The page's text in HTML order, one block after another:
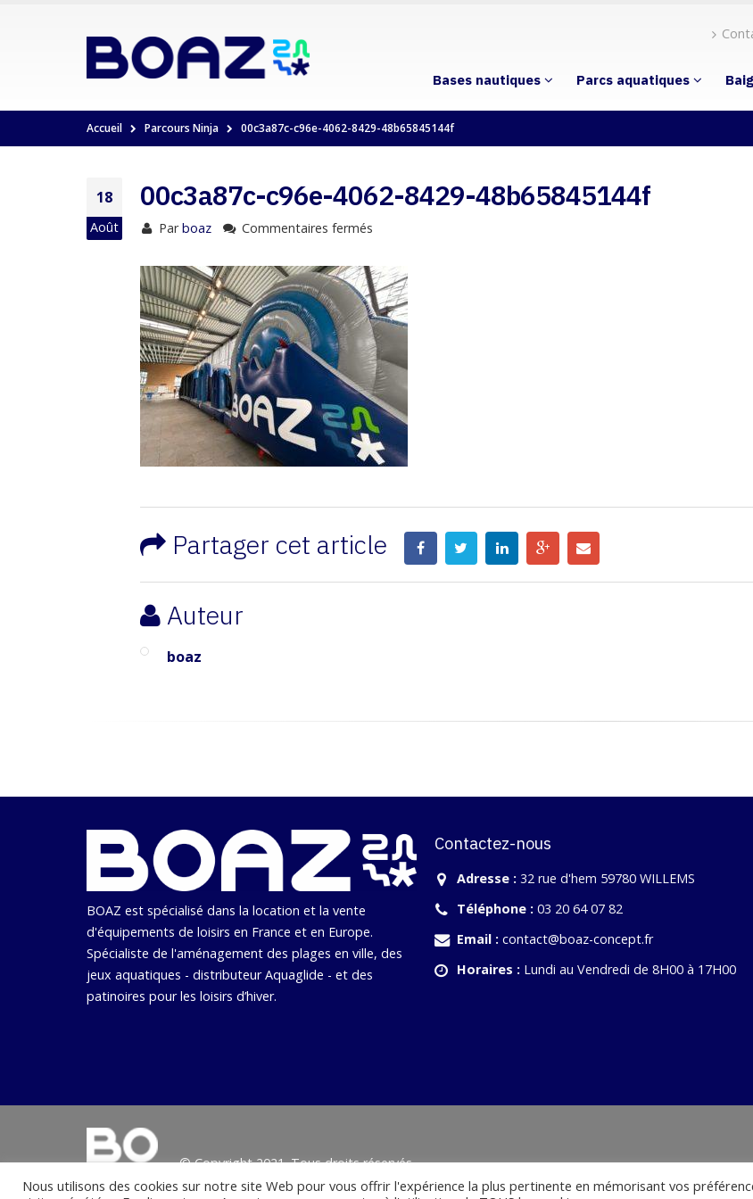
Bases nautiques Parcs aquatiques
Accueil Parcours Ninja 00c3a87c-c96e-4062-8429-48b65845144f
18
Août
00c3a87c-c96e-4062-8429-48b65845144f
Parboaz Commentaires fermés
Partager cet article
Auteur
boaz
BOAZ est spécialisé dans la location et la vente
d'équipements de loisirs en France et en Europe.
Spécialiste de l'aménagement des plages en ville, des
jeux aquatiques - distributeur Aquaglide - et des
patinoires pour les loisirs d’hiver.
Contactez-nous
Adresse : 32 rue d'hem 59780 WILLEMS
Téléphone : 03 20 64 07 82
Email : contact@boaz-concept.fr
Horaires : Lundi au Vendredi de 8H00 à 17H00
© Copyright 2021. Tous droits réservés.
Nous utilisons des cookies sur notre site Web pour vous offrir l'expérience la plus pertinente en mémorisant vos